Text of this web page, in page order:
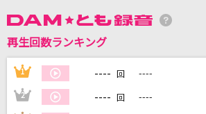
カラオケをもっと楽しもう！
再生回数ランキング
1 ---- 回 ----
2 ---- 回 ----